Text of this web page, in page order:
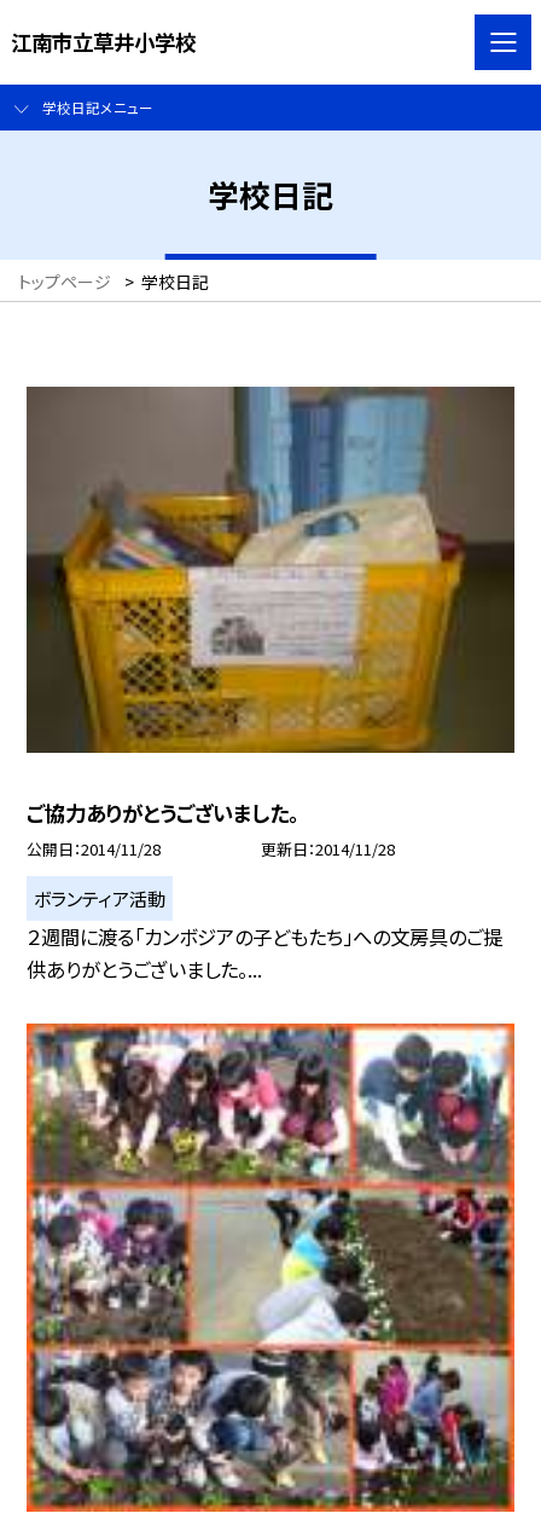
江南市立草井小学校
学校日記メニュー
学校日記
トップページ > 学校日記
ご協力ありがとうございました。
公開日 2014/11/28 更新日 2014/11/28
ボランティア活動
２週間に渡る「カンボジアの子どもたち」への文房具のご提
供ありがとうございました。...